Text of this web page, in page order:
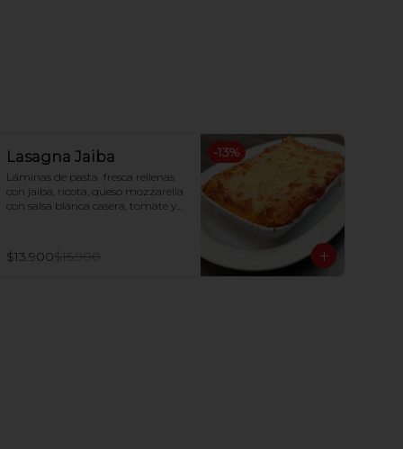
-13%
Lasagna Jaiba
Láminas de pasta  fresca rellenas
con jaiba, ricota, queso mozzarella
con salsa blanca casera, tomate y
$13.900$15.900